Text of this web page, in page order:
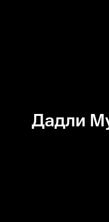
Дадли